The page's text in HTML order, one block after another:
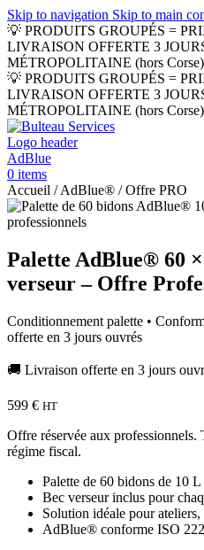
Skip to navigation Skip to main
💡 PRODUITS GROUPÉS =
LIVRAISON OFFERTE 3
MÉTROPOLITAINE (hors
💡 PRODUITS GROUPÉS =
LIVRAISON OFFERTE 3
MÉTROPOLITAINE (hors
0 items
Accueil / AdBlue® / Offre PRO
Palette AdBlue® 60
verseur – Offre
Conditionnement palette •
offerte en 3 jours ouvrés
🚚 Livraison offerte en 3 jours
599 € HT
Offre réservée aux
régime fiscal.
Palette de 60 bidons de 10
Bec verseur inclus pour
Solution idéale pour
AdBlue® conforme ISO